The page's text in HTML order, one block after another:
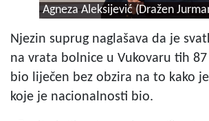
Agneza Aleksijević (Dražen
Njezin suprug naglašava da je
na vrata bolnice u Vukovaru tih
bio liječen bez obzira na to kako
koje je nacionalnosti bio.